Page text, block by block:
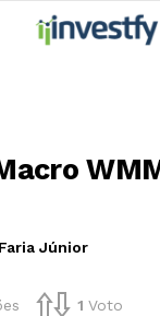
Júnior
1 Voto